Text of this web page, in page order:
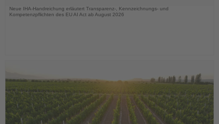
Neue IHA-Handreichung erläutert Transparenz-, Kennzeichnungs- und
Kompetenzpflichten des EU AI Act ab August 2026